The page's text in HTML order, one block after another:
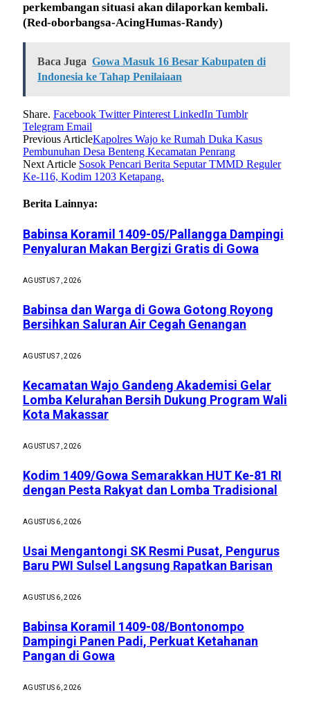
perkembangan situasi akan dilaporkan kembali.
(Red-oborbangsa-AcingHumas-Randy)
Baca Juga Gowa Masuk 16 Besar Kabupaten di
Indonesia ke Tahap Penilaiaan
Share. Facebook Twitter Pinterest LinkedIn Tumblr
Telegram Email
Previous ArticleKapolres Wajo ke Rumah Duka Kasus
Pembunuhan Desa Benteng Kecamatan Penrang
Next Article Sosok Pencari Berita Seputar TMMD Reguler
Ke-116, Kodim 1203 Ketapang.
Berita Lainnya:
Babinsa Koramil 1409-05/Pallangga Dampingi
Penyaluran Makan Bergizi Gratis di Gowa
AGUSTUS 7, 2026
Babinsa dan Warga di Gowa Gotong Royong
Bersihkan Saluran Air Cegah Genangan
AGUSTUS 7, 2026
Kecamatan Wajo Gandeng Akademisi Gelar
Lomba Kelurahan Bersih Dukung Program Wali
Kota Makassar
AGUSTUS 7, 2026
Kodim 1409/Gowa Semarakkan HUT Ke-81 RI
dengan Pesta Rakyat dan Lomba Tradisional
AGUSTUS 6, 2026
Usai Mengantongi SK Resmi Pusat, Pengurus
Baru PWI Sulsel Langsung Rapatkan Barisan
AGUSTUS 6, 2026
Babinsa Koramil 1409-08/Bontonompo
Dampingi Panen Padi, Perkuat Ketahanan
Pangan di Gowa
AGUSTUS 6, 2026